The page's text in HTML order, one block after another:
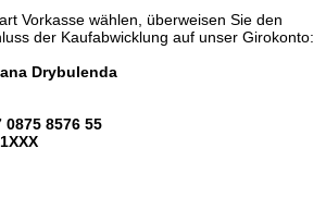
Vorkasse wählen, überweisen Sie den
der Kaufabwicklung auf unser Girokonto:
Drybulenda
0875 8576 55